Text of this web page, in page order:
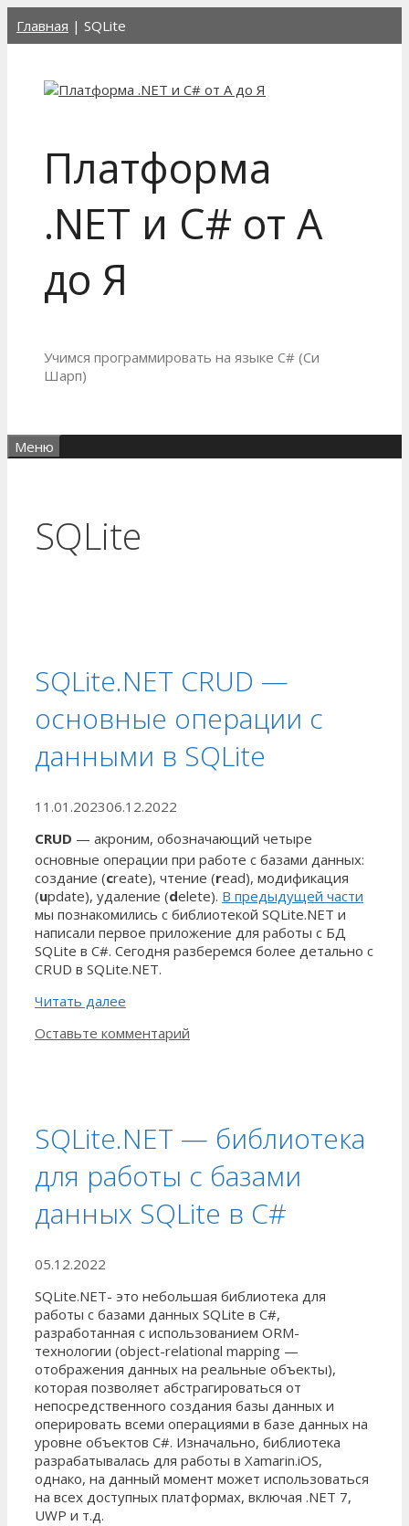
Главная | SQLite
Платформа
.NET и C# от А
до Я
Учимся программировать на языке C# (Си
Шарп)
Меню
SQLite
SQLite.NET CRUD —
основные операции с
данными в SQLite
11.01.202306.12.2022
CRUD — акроним, обозначающий четыре
основные операции при работе с базами данных:
создание (create), чтение (read), модификация
(update), удаление (delete). В предыдущей части
мы познакомились с библиотекой SQLite.NET и
написали первое приложение для работы с БД
SQLite в C#. Сегодня разберемся более детально с
CRUD в SQLite.NET.
Читать далее
Оставьте комментарий
SQLite.NET — библиотека
для работы с базами
данных SQLite в C#
05.12.2022
SQLite.NET- это небольшая библиотека для
работы с базами данных SQLite в C#,
разработанная с использованием ORM-
технологии (object-relational mapping —
отображения данных на реальные объекты),
которая позволяет абстрагироваться от
непосредственного создания базы данных и
оперировать всеми операциями в базе данных на
уровне объектов C#. Изначально, библиотека
разрабатывалась для работы в Xamarin.iOS,
однако, на данный момент может использоваться
на всех доступных платформах, включая .NET 7,
UWP и т.д.